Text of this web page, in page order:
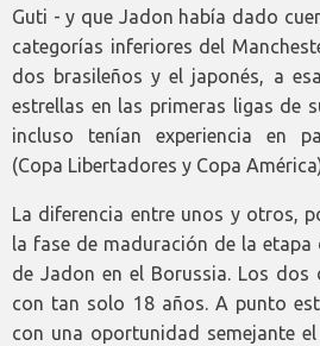
Guti - y que Jadon había dado
categorías inferiores del
dos brasileños y el japonés, a
estrellas en las primeras ligas de
incluso tenían experiencia en
(Copa Libertadores y Copa
La diferencia entre unos y otros,
la fase de maduración de la etapa
de Jadon en el Borussia. Los
con tan solo 18 años. A punto
con una oportunidad semejante